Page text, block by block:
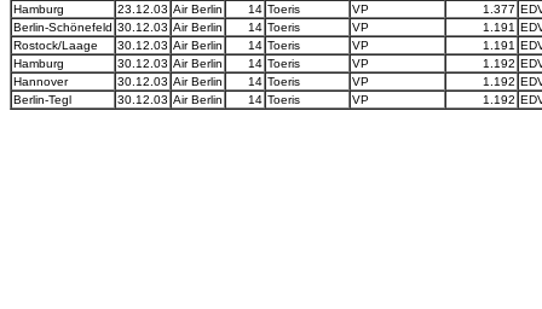
Hamburg
23.12.03 Air Berlin 14 Toeris VP 1.377
Berlin-Schönefeld 30.12.03 Air Berlin 14 Toeris VP 1.191
Rostock/Laage
30.12.03 Air Berlin 14 Toeris VP 1.191
Hamburg
30.12.03 Air Berlin 14 Toeris VP 1.192
Hannover
30.12.03 Air Berlin 14 Toeris VP 1.192
Berlin-Tegl
30.12.03 Air Berlin 14 Toeris VP 1.192